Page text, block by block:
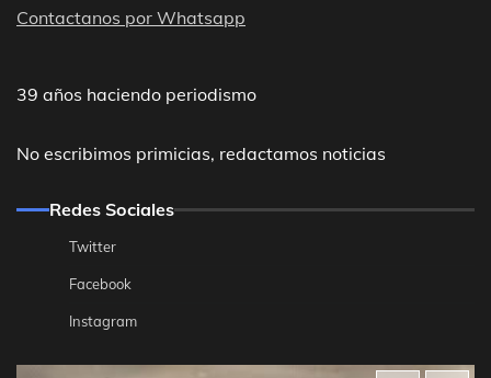
Contactanos por Whatsapp
39 años haciendo periodismo
No escribimos primicias, redactamos noticias
Redes Sociales
Twitter
Facebook
Instagram